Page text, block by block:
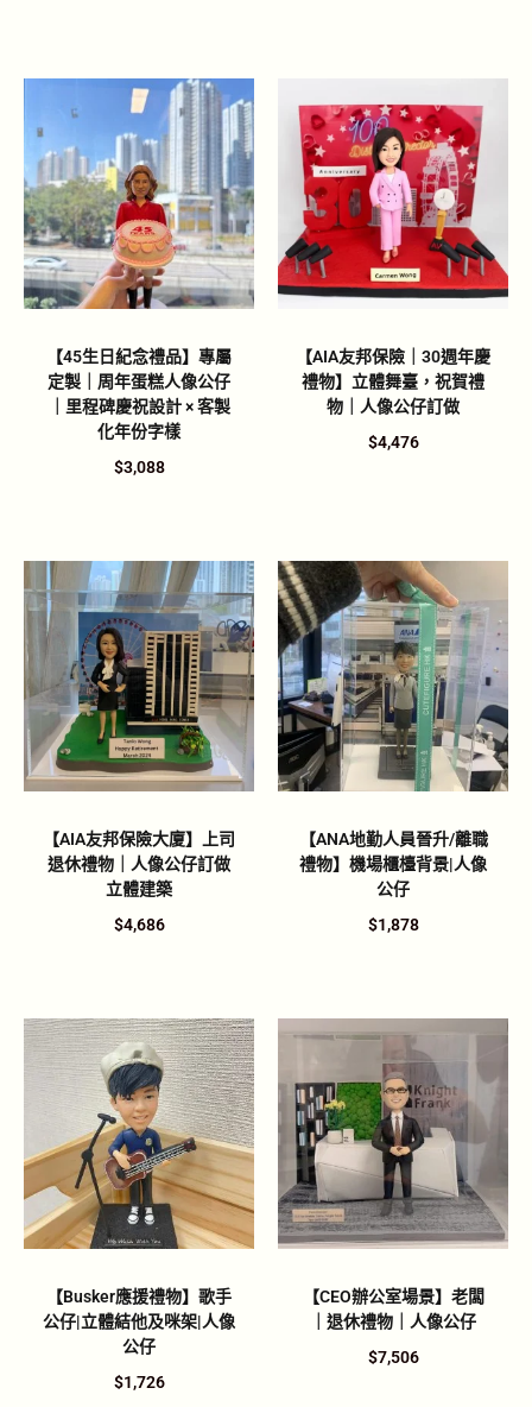
【45生日紀念禮品】專屬
定製｜周年蛋糕人像公仔
｜里程碑慶祝設計 × 客製
化年份字樣
$3,088
【AIA友邦保險｜30週年慶
禮物】立體舞臺，祝賀禮
物｜人像公仔訂做
$4,476
【AIA友邦保險大廈】上司
退休禮物｜人像公仔訂做
立體建築
$4,686
【ANA地勤人員晉升/離職
禮物】機場櫃檯背景|人像
公仔
$1,878
【Busker應援禮物】歌手
公仔|立體結他及咪架|人像
公仔
$1,726
【CEO辦公室場景】老闆
｜退休禮物｜人像公仔
$7,506